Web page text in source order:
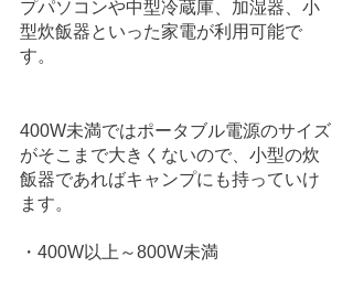
プパソコンや中型冷蔵庫、加湿器、小
型炊飯器といった家電が利用可能で
す。
400W未満ではポータブル電源のサイズ
がそこまで大きくないので、小型の炊
飯器であればキャンプにも持っていけ
ます。
・400W以上～800W未満